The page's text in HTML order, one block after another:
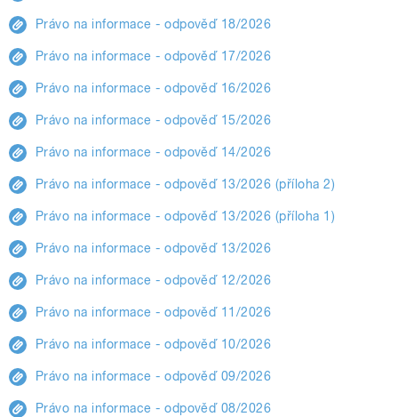
Právo na informace - odpověď 18/2026
Právo na informace - odpověď 17/2026
Právo na informace - odpověď 16/2026
Právo na informace - odpověď 15/2026
Právo na informace - odpověď 14/2026
Právo na informace - odpověď 13/2026 (příloha 2)
Právo na informace - odpověď 13/2026 (příloha 1)
Právo na informace - odpověď 13/2026
Právo na informace - odpověď 12/2026
Právo na informace - odpověď 11/2026
Právo na informace - odpověď 10/2026
Právo na informace - odpověď 09/2026
Právo na informace - odpověď 08/2026